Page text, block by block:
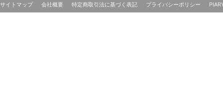
サイトマップ 会社概要 特定商取引法に基づく表記 プライバシーポリシー